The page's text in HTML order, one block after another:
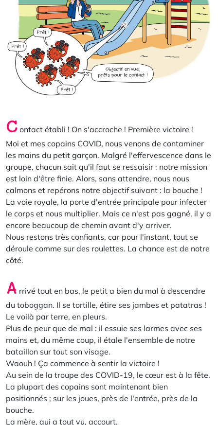
C ontact établi ! On s'accroche ! Première victoire !
Moi et mes copains COVID, nous venons de contaminer
les mains du petit garçon. Malgré l'effervescence dans le
groupe, chacun sait qu'il faut se ressaisir : notre mission
est loin d'être finie. Alors, sans attendre, nous nous
calmons et repérons notre objectif suivant : la bouche !
La voie royale, la porte d'entrée principale pour infecter
le corps et nous multiplier. Mais ce n'est pas gagné, il y a
encore beaucoup de chemin avant d'y arriver.
Nous restons très confiants, car pour l'instant, tout se
déroule comme sur des roulettes. La chance est de notre
côté.
A rrivé tout en bas, le petit a bien du mal à descendre
du toboggan. Il se tortille, étire ses jambes et patatras !
Le voilà par terre, en pleurs.
Plus de peur que de mal : il essuie ses larmes avec ses
mains et, du même coup, il étale l'ensemble de notre
bataillon sur tout son visage.
Waouh ! Ça commence à sentir la victoire !
Au sein de la troupe des COVID-19, le cœur est à la fête.
La plupart des copains sont maintenant bien
positionnés ; sur les joues, près de l'entrée, près de la
bouche.
La mère, qui a tout vu, accourt.